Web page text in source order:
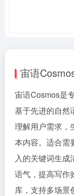
宙语
宙语Cosmos是
基于先进的自然
理解用户需求，
本内容。适合需
入的关键词生成
语气，提高写作
库，支持多场景